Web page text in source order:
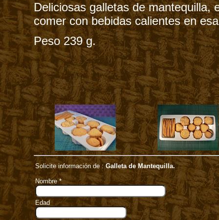
Deliciosas galletas de mantequilla,
comer con bebidas calientes en
Peso 239 g.
Solicite información de :Galleta de Mantequilla.
Nombre *
Edad